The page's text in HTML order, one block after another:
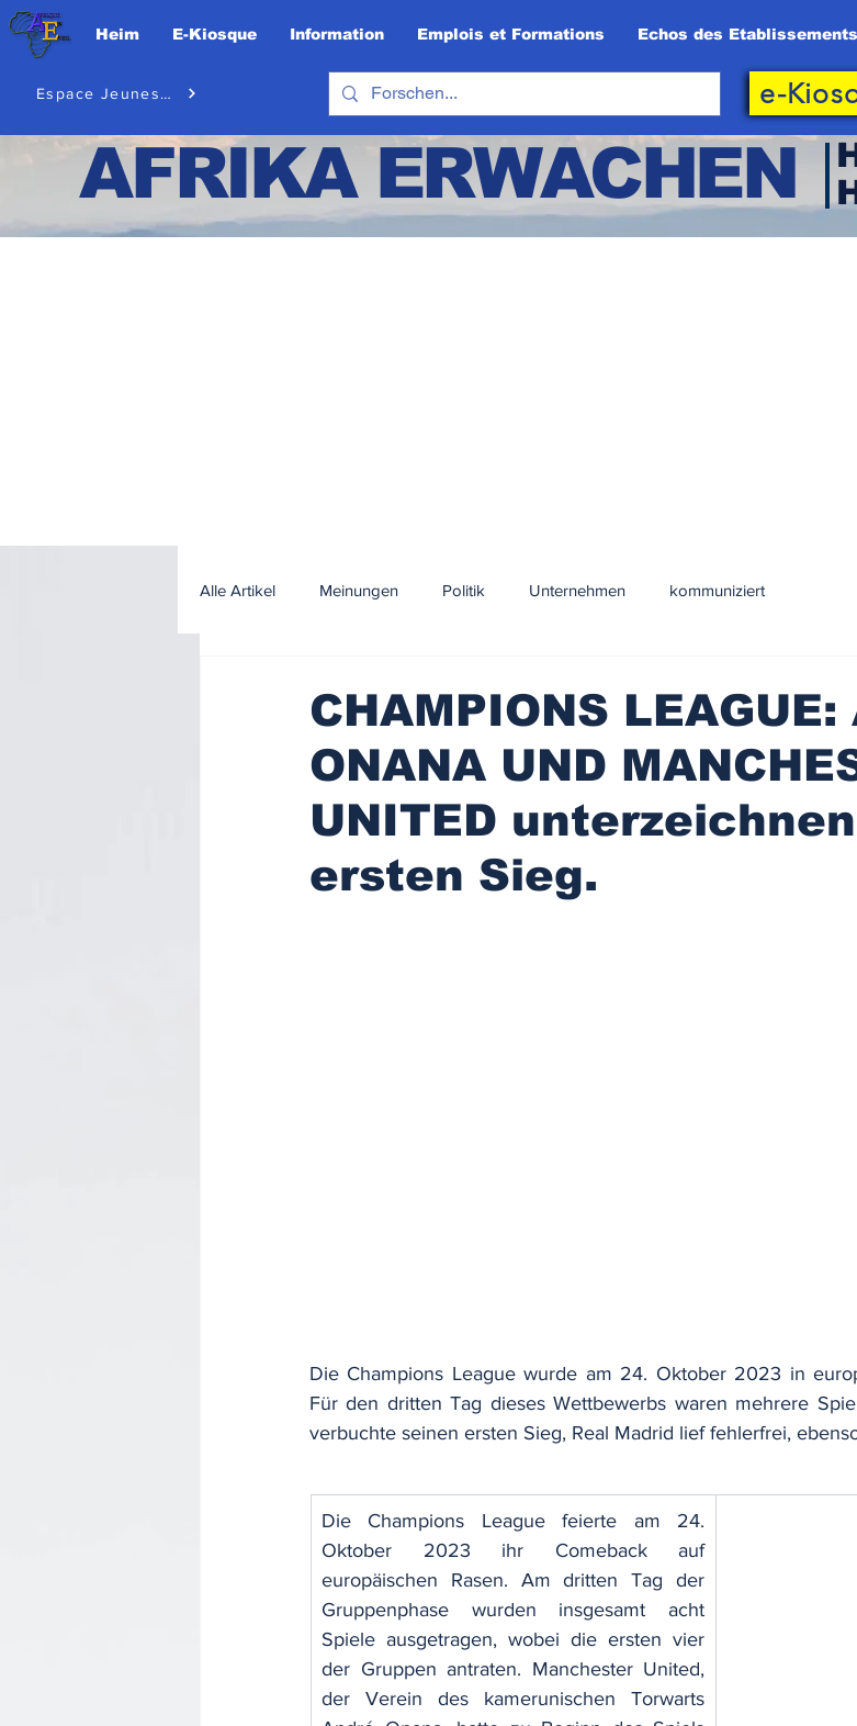
Heim E-Kiosque Information Emplois et Formations Echos des Etablissements
Espace Jeunesse e-
AFRIKA ERWACHEN
Alle Artikel Meinungen Politik Unternehmen kommuniziert
CHAMPIONS LEAGUE:
ONANA UND
UNITED
ersten Sieg.
Die Champions League wurde am 24. Oktober 2023 in
Für den dritten Tag dieses Wettbewerbs waren mehrere
verbuchte seinen ersten Sieg, Real Madrid lief fehlerfrei,
Die Champions League feierte am 24.
Oktober 2023 ihr Comeback auf
europäischen Rasen. Am dritten Tag der
Gruppenphase wurden insgesamt acht
Spiele ausgetragen, wobei die ersten vier
der Gruppen antraten. Manchester United,
der Verein des kamerunischen Torwarts